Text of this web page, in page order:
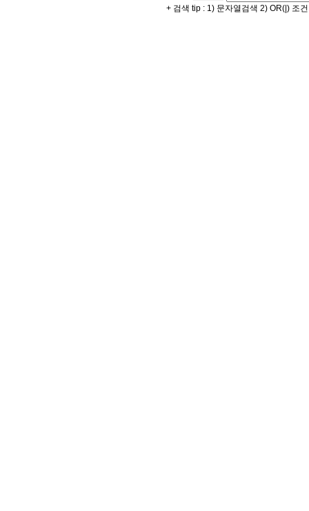
+ 검색 tip : 1) 문자열검색 2) OR(|) 조